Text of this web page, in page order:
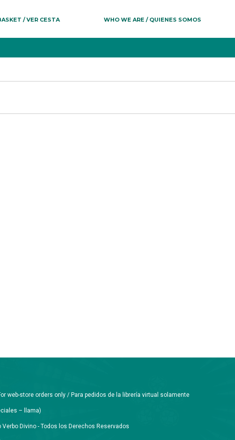
/ VER CESTA WHO WE ARE / QUIENES SOMOS
For web-store orders only / Para pedidos de la librería virtual solamente
– llama)
Divino - Todos los Derechos Reservados